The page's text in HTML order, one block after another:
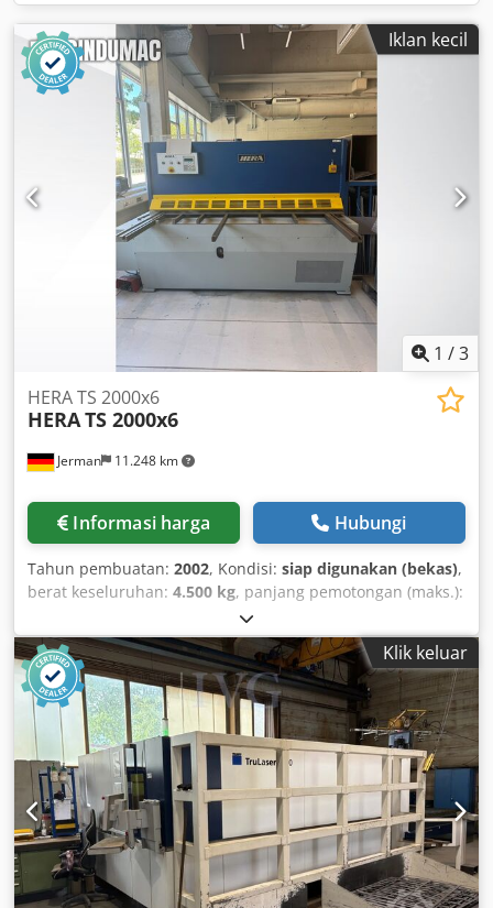
Iklan kecil
1 /3
Jerman 11.248 km
HERA TS 2000x6
HERATS 2000x6
Informasi harga Hubungi
Tahun pembuatan: 2002, Kondisi: siap digunakan (bekas),
berat keseluruhan: 4.500 kg, panjang pemotongan (maks.):
, ketebalan lembaran (maks.):
hidrolik, tahun pembuatan 2002. HERA TS 2000x6 ini
menawarkan ketebalan lembaran maksimum 6 mm dan
panjang pemotongan 2080 mm. Mesin ini beroperasi
dengan frekuensi langkah 18 langkah per menit dan
ditenagai oleh motor 11 kW. Jika Anda mencari kinerja
pemotongan berkualitas tinggi, pertimbangkan mesin
HERA TS 2000x6 yang kami tawarkan untuk dijual. Hubungi
kami untuk informasi lebih lanjut. Dwodpfx Aezr H
Nmsavsa - Frekuensi langkah: 18 1/menit - Daya motor: 11
kW - Tingkat kebisingan: < 70 dB(A) - Jenis arus: 3~ Arus
bolak-balik - Tegangan operasi: 400 VAC - Tegangan
kontrol: 24 VDC - Frekuensi: 50 Hz - Sekering/Pengaman: 32
Klik keluar